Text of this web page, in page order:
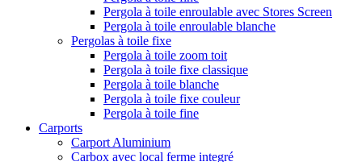
Pergola à toile enroulable avec Stores Screen
Pergola à toile enroulable blanche
Pergolas à toile fixe
Pergola à toile zoom toit
Pergola à toile fixe classique
Pergola à toile blanche
Pergola à toile fixe couleur
Pergola à toile fine
Carports
Carport Aluminium
Carbox avec local ferme integré